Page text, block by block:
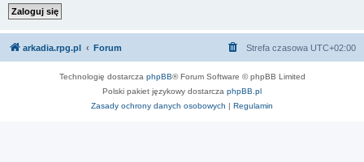
arkadia.rpg.pl Forum Strefa czasowa UTC+02:00
Technologię dostarcza phpBB® Forum Software © phpBB Limited
Polski pakiet językowy dostarcza phpBB.pl
Zasady ochrony danych osobowych | Regulamin